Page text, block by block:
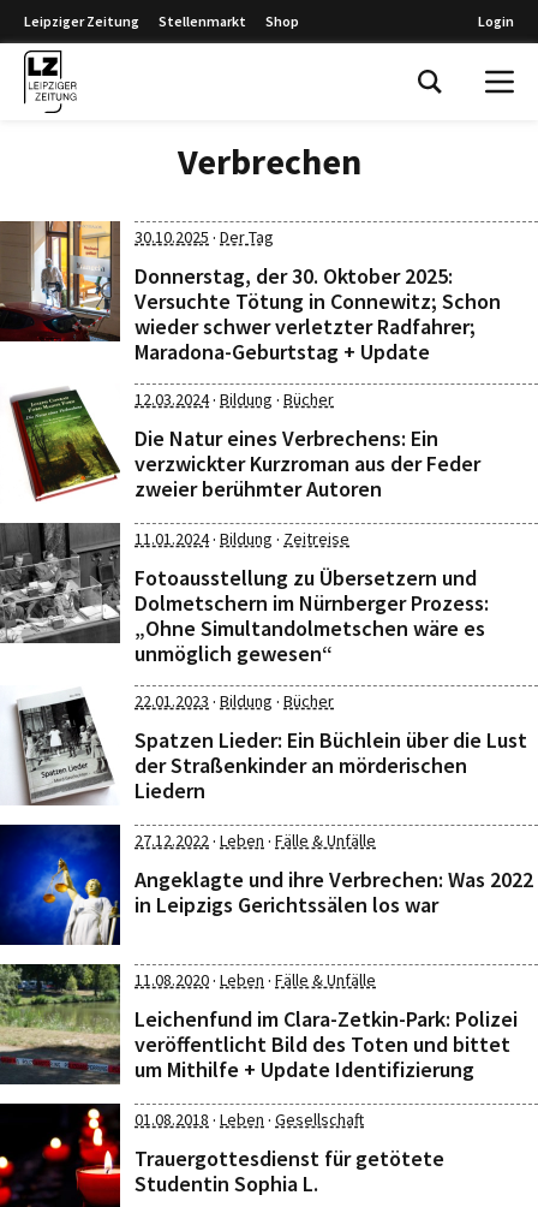
Leipziger Zeitung Stellenmarkt Shop Login
Verbrechen
30.10.2025 · Der Tag
Donnerstag, der 30. Oktober 2025:
Versuchte Tötung in Connewitz; Schon
wieder schwer verletzter Radfahrer;
Maradona-Geburtstag + Update
12.03.2024· Bildung · Bücher
Die Natur eines Verbrechens: Ein
verzwickter Kurzroman aus der Feder
zweier berühmter Autoren
11.01.2024· Bildung · Zeitreise
Fotoausstellung zu Übersetzern und
Dolmetschern im Nürnberger Prozess:
„Ohne Simultandolmetschen wäre es
unmöglich gewesen“
22.01.2023 · Bildung · Bücher
Spatzen Lieder: Ein Büchlein über die Lust
der Straßenkinder an mörderischen
Liedern
27.12.2022· Leben · Fälle & Unfälle
Angeklagte und ihre Verbrechen: Was 2022
in Leipzigs Gerichtssälen los war
11.08.2020· Leben · Fälle & Unfälle
Leichenfund im Clara-Zetkin-Park: Polizei
veröffentlicht Bild des Toten und bittet
um Mithilfe + Update Identifizierung
01.08.2018 · Leben · Gesellschaft
Trauergottesdienst für getötete
Studentin Sophia L.